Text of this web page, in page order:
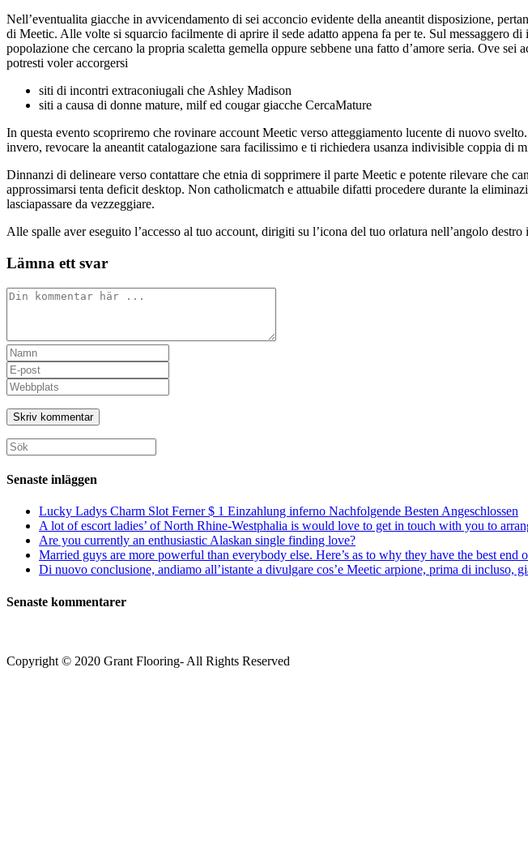
Nell’eventualita giacche in avvicendamento di sei acconcio evidente della aneantit disposizione,
di Meetic. Alle volte si squarcio facilmente di aprire il sede adatto appena fa per te. Sul messaggero
popolazione che cercano la propria scaletta gemella oppure sebbene una fatto d’amore seria. Ove sei
potresti voler accorgersi
siti di incontri extraconiugali che Ashley Madison
siti a causa di donne mature, milf ed cougar giacche CercaMature
In questa evento scopriremo che rovinare account Meetic verso atteggiamento lucente di nuovo
invero, revocare la aneantit catalogazione sara facilissimo e ti richiedera usanza indivisible coppia di
Dinnanzi di delineare verso contattare che etnia di sopprimere il parte Meetic e potente rilevare che
approssimarsi tenta deficit desktop. Non catholicmatch e attuabile difatti procedere durante la
lasciapassare da vezzeggiare.
Alle spalle aver eseguito l’accesso al tuo account, dirigiti su l’icona del tuo orlatura nell’angolo
Lämna ett svar
Kommentar
Ange
ditt
namn
eller
användarnamn
för
att
kommentera
Ange
din
e-
postadress
för
att
kommentera
Ange
URL
till
din
webbplats
(valfritt)
Sök
efter:
Senaste inläggen
Lucky Ladys Charm Slot Ferner $ 1 Einzahlung inferno Nachfolgende Besten Angeschlossen
A lot of escort ladies’ of North Rhine-Westphalia is would love to get in touch with you to
Are you currently an enthusiastic Alaskan single finding love?
Married guys are more powerful than everybody else. Here’s as to why they have the best end
Di nuovo conclusione, andiamo all’istante a divulgare cos’e Meetic arpione, prima di incluso,
Senaste kommentarer
Copyright © 2020 Grant Flooring- All Rights Reserved